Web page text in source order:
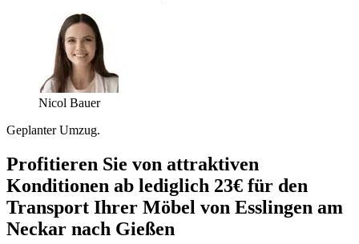
Nicol Bauer
Geplanter Umzug.
Profitieren Sie von attraktiven
Konditionen ab lediglich 23€ für den
Transport Ihrer Möbel von Esslingen am
Neckar nach Gießen